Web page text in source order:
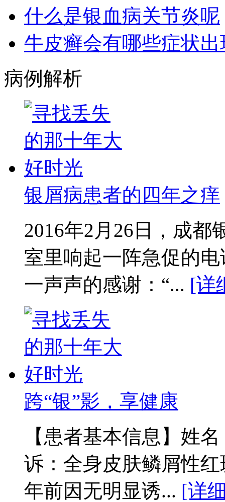
什么是银血病关节炎呢
牛皮癣会有哪些症状出
病例解析
银屑病患者的四年之痒
2016年2月26日，成都
室里响起一阵急促的
一声声的感谢：“... [详
跨“银”影，享健康
【患者基本信息】姓
诉：全身皮肤鳞屑性
年前因无明显诱... [详